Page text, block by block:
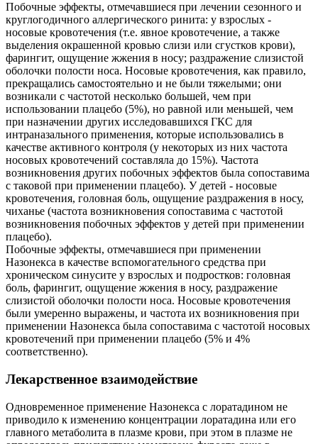
Побочные эффекты, отмечавшиеся при лечении сезонного и
круглогодичного аллергического ринита: у взрослых -
носовые кровотечения (т.е. явное кровотечение, а также
выделения окрашенной кровью слизи или сгустков крови),
фарингит, ощущение жжения в носу; раздражение слизистой
оболочки полости носа. Носовые кровотечения, как правило,
прекращались самостоятельно и не были тяжелыми; они
возникали с частотой несколько большей, чем при
использовании плацебо (5%), но равной или меньшей, чем
при назначении других исследовавшихся ГКС для
интраназального применения, которые использовались в
качестве активного контроля (у некоторых из них частота
носовых кровотечений составляла до 15%). Частота
возникновения других побочных эффектов была сопоставима
с таковой при применении плацебо). У детей - носовые
кровотечения, головная боль, ощущение раздражения в носу,
чиханье (частота возникновения сопоставима с частотой
возникновения побочных эффектов у детей при применении
плацебо).
Побочные эффекты, отмечавшиеся при применении
Назонекса в качестве вспомогательного средства при
хроническом синусите у взрослых и подростков: головная
боль, фарингит, ощущение жжения в носу, раздражение
слизистой оболочки полости носа. Носовые кровотечения
были умеренно выражены, и частота их возникновения при
применении Назонекса была сопоставима с частотой носовых
кровотечений при применении плацебо (5% и 4%
соответственно).
Лекарственное взаимодействие
Одновременное применение Назонекса с лоратадином не
приводило к изменению концентрации лоратадина или его
главного метаболита в плазме крови, при этом в плазме не